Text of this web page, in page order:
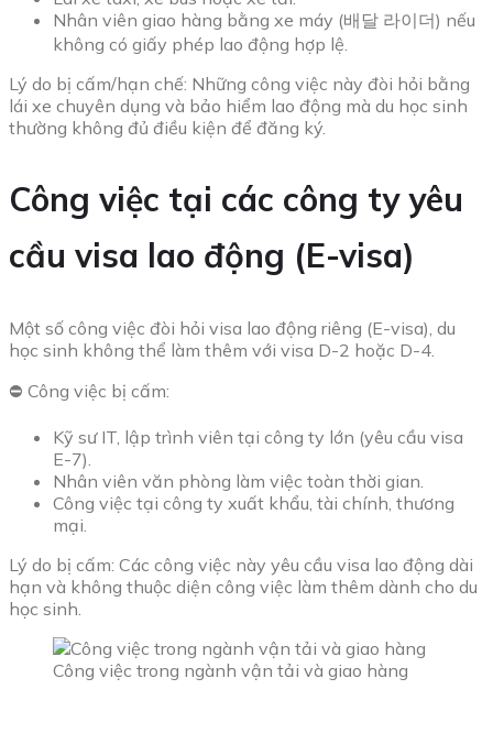
Nhân viên giao hàng bằng xe máy (배달 라이더) nếu
không có giấy phép lao động hợp lệ.
Lý do bị cấm/hạn chế: Những công việc này đòi hỏi bằng
lái xe chuyên dụng và bảo hiểm lao động mà du học sinh
thường không đủ điều kiện để đăng ký.
Công việc tại các công ty yêu
cầu visa lao động (E-visa)
Một số công việc đòi hỏi visa lao động riêng (E-visa), du
học sinh không thể làm thêm với visa D-2 hoặc D-4.
⛔ Công việc bị cấm:
Kỹ sư IT, lập trình viên tại công ty lớn (yêu cầu visa
E-7).
Nhân viên văn phòng làm việc toàn thời gian.
Công việc tại công ty xuất khẩu, tài chính, thương
mại.
Lý do bị cấm: Các công việc này yêu cầu visa lao động dài
hạn và không thuộc diện công việc làm thêm dành cho du
học sinh.
Công việc trong ngành vận tải và giao hàng